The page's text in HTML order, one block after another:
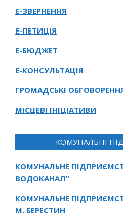
Е-ЗВЕРНЕННЯ
Е-ПЕТИЦІЯ
Е-БЮДЖЕТ
Е-КОНСУЛЬТАЦІЯ
ГРОМАДСЬКІ
МІСЦЕВІ ІНІЦІАТИВИ
КОМУНАЛЬНІ
КОМУНАЛЬНЕ
ВОДОКАНАЛ”
КОМУНАЛЬНЕ
М. БЕРЕСТИН